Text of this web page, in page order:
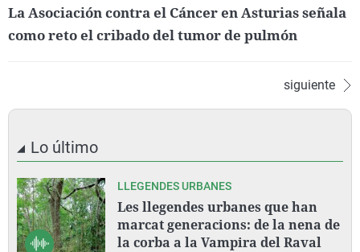
La Asociación contra el Cáncer en Asturias señala
como reto el cribado del tumor de pulmón
siguiente
Lo último
LLEGENDES URBANES
Les llegendes urbanes que han
marcat generacions: de la nena de
la corba a la Vampira del Raval